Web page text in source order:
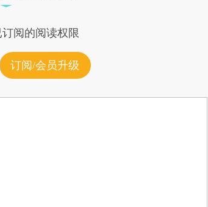
阅的阅读权限
订阅/会员升级